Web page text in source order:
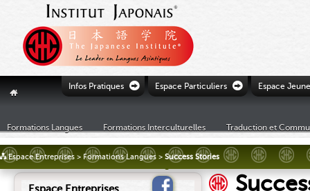
Ò
Infos Pratiques Ò
Espace Particuliers Espace
"
Formations Langues Formations Interculturelles Traduction et
Espace Entreprises > Formations Langues > Success Stories
£